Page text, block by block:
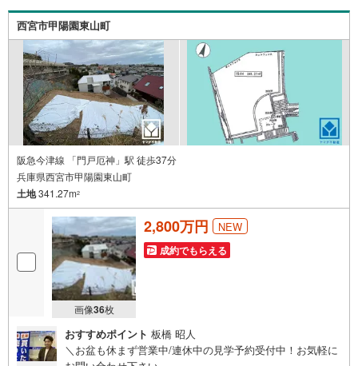
個別FP相談会 無料物件のご紹介だけでなく住宅ローン・
資金のご相談、まずは家探しについて話を聞きたいという
方も大歓迎です！年間8000棟以上の限定物件を発表してい
るオープンハウスだから出会える物件が多数ございます。
ぜひお気軽にご連絡・ご相談ください！※限定物件:当社の
み、もしくは当社を含めた数社でのみご紹介可能なオープ
ンハウス・ディベロップメントの物件
西宮市甲陽園東山町
阪急今津線 「門戸厄神」駅 徒歩37分
兵庫県西宮市甲陽園東山町
土地341.27m2
画像36枚
2,800万円 NEW
成約でもらえる
おすすめポイント 板橋 昭人
＼お盆も休まず営業中/連休中の見学予約受付中！お気軽に